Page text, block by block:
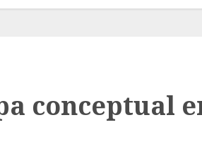
conceptual